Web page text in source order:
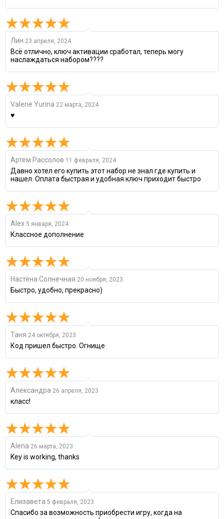
Лин 23 апреля, 2024
Всё отлично, ключ активации сработал, теперь могу
наслаждаться набором????
Valerie Yurina 22 марта, 2024
♥
Артем Рассолов 11 февраля, 2024
Давно хотел его купить этот набор не знал где купить и
нашел. Оплата быстрая и удобная ключ приходит быстро
Alex 5 января, 2024
Классное дополнение
Настёна Солнечная 20 ноября, 2023
Быстро, удобно, прекрасно)
Таня 24 октября, 2023
Код пришел быстро. Огнище
Александра 26 апреля, 2023
класс!
Alena 26 марта, 2023
Key is working, thanks
Елизавета 5 февраля, 2023
Спасибо за возможность приобрести игру, когда на